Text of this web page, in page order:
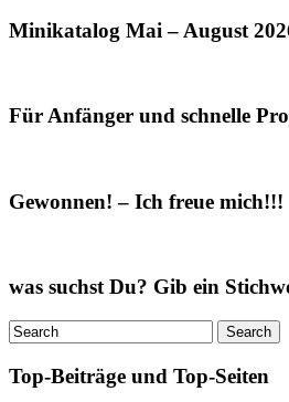
Minikatalog Mai – August
Für Anfänger und schnelle
Gewonnen! – Ich freue mich!!!
was suchst Du? Gib ein
Top-Beiträge und Top-Seiten